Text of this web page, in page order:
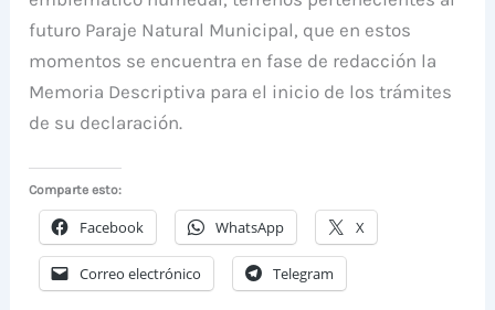
futuro Paraje Natural Municipal, que en estos
momentos se encuentra en fase de redacción la
Memoria Descriptiva para el inicio de los trámites
de su declaración.
Comparte esto:
Facebook WhatsApp X
Correo electrónico Telegram